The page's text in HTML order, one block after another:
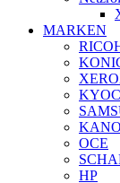
MARKEN
OCE
HP